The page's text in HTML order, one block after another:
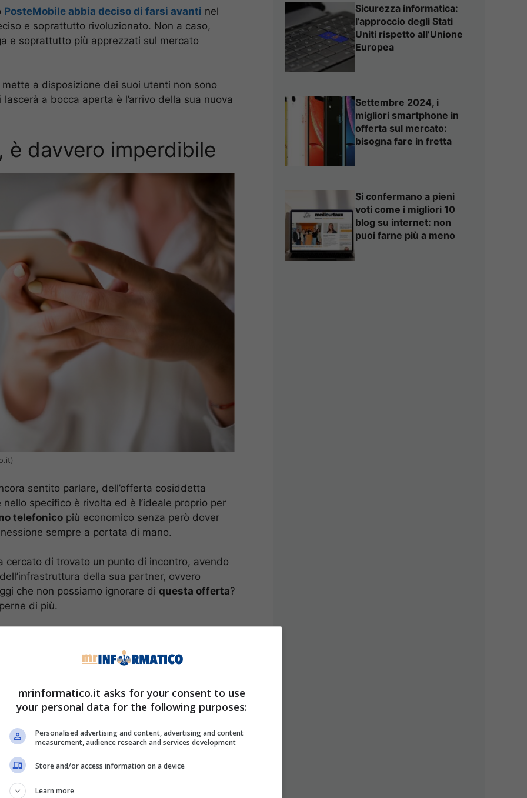
PosteMobile abbia deciso di farsi avanti nel
e soprattutto rivoluzionato. Non a caso,
e soprattutto più apprezzati sul mercato
a disposizione dei suoi utenti non sono
a bocca aperta è l’arrivo della sua nuova
davvero imperdibile
sentito parlare, dell’offerta cosiddetta
specifico è rivolta ed è l’ideale proprio per
telefonico più economico senza però dover
sempre a portata di mano.
cercato di trovato un punto di incontro, avendo
della sua partner, ovvero
che non possiamo ignorare di questa offerta?
di più.
scopriamoli
ora sul mercato da PosteMobile ha
e che soprattutto non vede l’ora di poterci
di attivare l’offerta in questione senza però
numero: tutto ciò che dovremo fare è recarci
aspetto molto ghiotto riguarda invece il
mobile.
al costo fisso, e dunque non variabile, di sei
messaggi illimitati, come ormai accade sempre
Sicurezza informatica:
l’approccio degli Stati
Uniti rispetto all’Unione
Europea
Settembre 2024, i
migliori smartphone in
offerta sul mercato:
bisogna fare in fretta
Si confermano a pieni
voti come i migliori 10
blog su internet: non
puoi farne più a meno
mrinformatico.it asks for your consent to use
your personal data for the following purposes:
Personalised advertising and content, advertising and content
measurement, audience research and services development
Store and/or access information on a device
Learn more